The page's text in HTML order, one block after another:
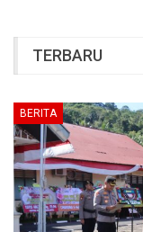
TERBARU
BERITA